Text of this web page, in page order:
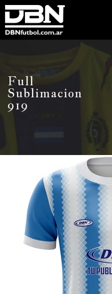
Full
Sublimacion
919